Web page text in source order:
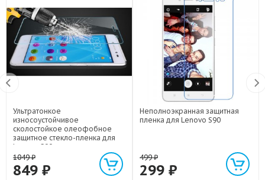
Ультратонкое
износоустойчивое
сколостойкое олеофобное
защитное стекло-пленка для
Lenovo S90
1049₽
849 ₽
Неполноэкранная защитная
пленка для Lenovo S90
499₽
299 ₽